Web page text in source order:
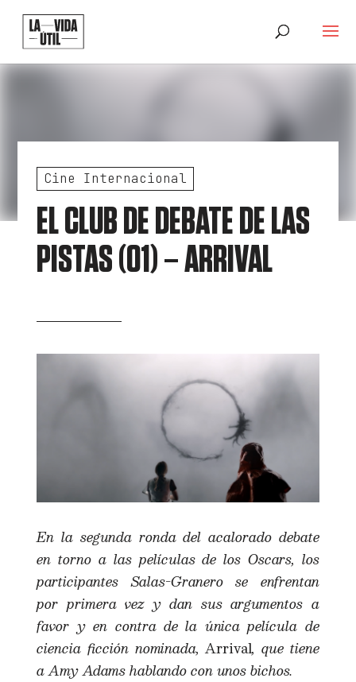
Cine Internacional
EL CLUB DE DEBATE DE LAS
PISTAS (01) – ARRIVAL
En la segunda ronda del acalorado debate
en torno a las películas de los Oscars, los
participantes Salas-Granero se enfrentan
por primera vez y dan sus argumentos a
favor y en contra de la única película de
ciencia ficción nominada,Arrival, que tiene
a Amy Adams hablando con unos bichos.